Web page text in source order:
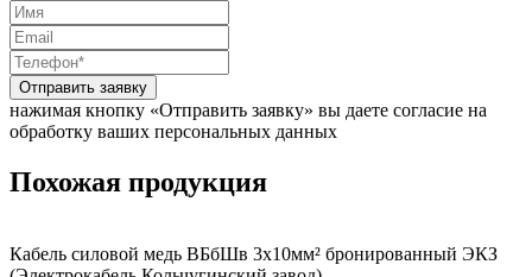
Отправить заявку
нажимая кнопку «Отправить заявку» вы даете согласие на
обработку ваших персональных данных
Похожая продукция
Кабель силовой медь ВБбШв 3x10мм² бронированный ЭКЗ